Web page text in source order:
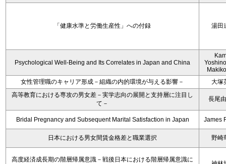
「健康水準と労働生産性」への付録 湯田
Psychological Well-Being and Its Correlates in Japan and China
女性管理職のキャリア形成－組織の内的環境が与える影響－
大塚
高等教育における専攻の男女差－実学志向の展開と支持層に注目し
て－
長尾
Bridal Pregnancy and Subsequent Marital Satisfaction in Japan James
日本における男女間賃金格差と職業選択 野崎
高度経済成長期の階層帰属意識－戦後日本における階層帰属意識に